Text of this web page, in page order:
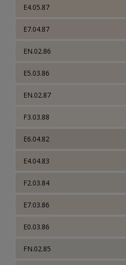
E4.05.87
E7.04.87
EN.02.86
E5.03.86
EN.02.87
F3.03.88
E6.04.82
E4.04.83
F2.03.84
E7.03.86
E0.03.86
FN.02.85